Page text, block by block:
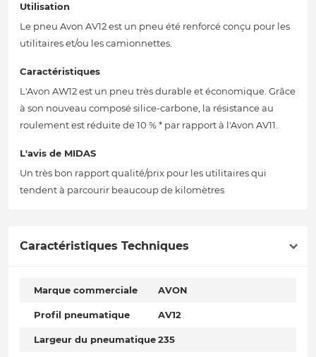
Utilisation
Le pneu Avon AV12 est un pneu été renforcé conçu pour les
utilitaires et/ou les camionnettes.
Caractéristiques
L'Avon AW12 est un pneu très durable et économique. Grâce
à son nouveau composé silice-carbone, la résistance au
roulement est réduite de 10 % * par rapport à l'Avon AV11.
L'avis de MIDAS
Un très bon rapport qualité/prix pour les utilitaires qui
tendent à parcourir beaucoup de kilomètres
Caractéristiques Techniques
Marque commerciale AVON
Profil pneumatique AV12
Largeur du pneumatique235